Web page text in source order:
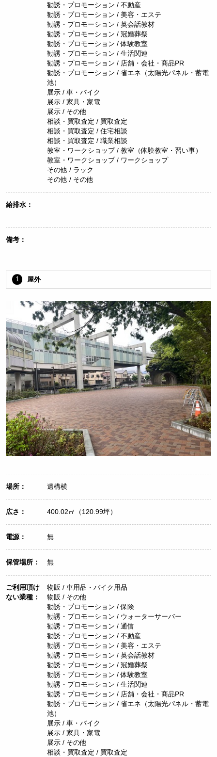
勧誘・プロモーション / 不動産
勧誘・プロモーション / 美容・エステ
勧誘・プロモーション / 英会話教材
勧誘・プロモーション / 冠婚葬祭
勧誘・プロモーション / 体験教室
勧誘・プロモーション / 生活関連
勧誘・プロモーション / 店舗・会社・商品PR
勧誘・プロモーション / 省エネ（太陽光パネル・蓄電
池）
展示 / 車・バイク
展示 / 家具・家電
展示 / その他
相談・買取査定 / 買取査定
相談・買取査定 / 住宅相談
相談・買取査定 / 職業相談
教室・ワークショップ / 教室（体験教室・習い事）
教室・ワークショップ / ワークショップ
その他 / ラック
その他 / その他
給排水：
備考：
1 屋外
場所： 遺構横
広さ： 400.02㎡（120.99坪）
電源： 無
保管場所： 無
ご利用頂け
ない業種：
物販 / 車用品・バイク用品
物販 / その他
勧誘・プロモーション / 保険
勧誘・プロモーション / ウォーターサーバー
勧誘・プロモーション / 通信
勧誘・プロモーション / 不動産
勧誘・プロモーション / 美容・エステ
勧誘・プロモーション / 英会話教材
勧誘・プロモーション / 冠婚葬祭
勧誘・プロモーション / 体験教室
勧誘・プロモーション / 生活関連
勧誘・プロモーション / 店舗・会社・商品PR
勧誘・プロモーション / 省エネ（太陽光パネル・蓄電
池）
展示 / 車・バイク
展示 / 家具・家電
展示 / その他
相談・買取査定 / 買取査定